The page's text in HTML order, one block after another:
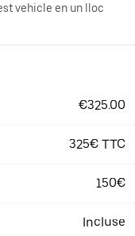
vehicle en un lloc
€325.00
325€ TTC
150€
Incluse